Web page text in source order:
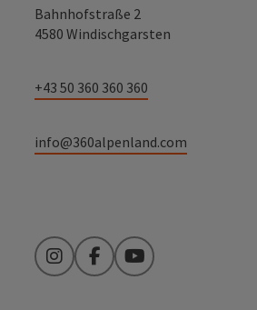
Bahnhofstraße 2
4580 Windischgarsten
+43 50 360 360 360
info@360alpenland.com
InstagramFacebookYouTube